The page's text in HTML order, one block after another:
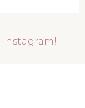
Instagram!